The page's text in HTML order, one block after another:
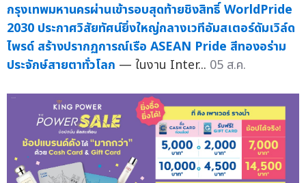
กรุงเทพมหานครผ่านเข้ารอบสุดท้ายชิงสิทธิ์ WorldPride
2030 ประกาศวิสัยทัศน์ยิ่งใหญ่กลางเวทีอัมสเตอร์ดัมเวิล์ด
ไพรด์ สร้างปรากฏการณ์เรือ ASEAN Pride สีทองอร่าม
ประจักษ์สายตาทั่วโลก — ในงาน Inter... 05 ส.ค.